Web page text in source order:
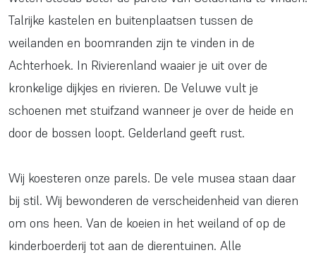
Talrijke kastelen en buitenplaatsen tussen de
weilanden en boomranden zijn te vinden in de
Achterhoek. In Rivierenland waaier je uit over de
kronkelige dijkjes en rivieren. De Veluwe vult je
schoenen met stuifzand wanneer je over de heide en
door de bossen loopt. Gelderland geeft rust.
Wij koesteren onze parels. De vele musea staan daar
bij stil. Wij bewonderen de verscheidenheid van dieren
om ons heen. Van de koeien in het weiland of op de
kinderboerderij tot aan de dierentuinen. Alle